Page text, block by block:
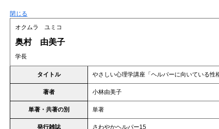
閉じる
オクムラ ユミコ
奥村 由美子
学長
タイトル やさしい心理学講座「ヘルパーに向いている性
著者 小林由美子
単著・共著の別 単著
発行雑誌 さわやかヘルパー15